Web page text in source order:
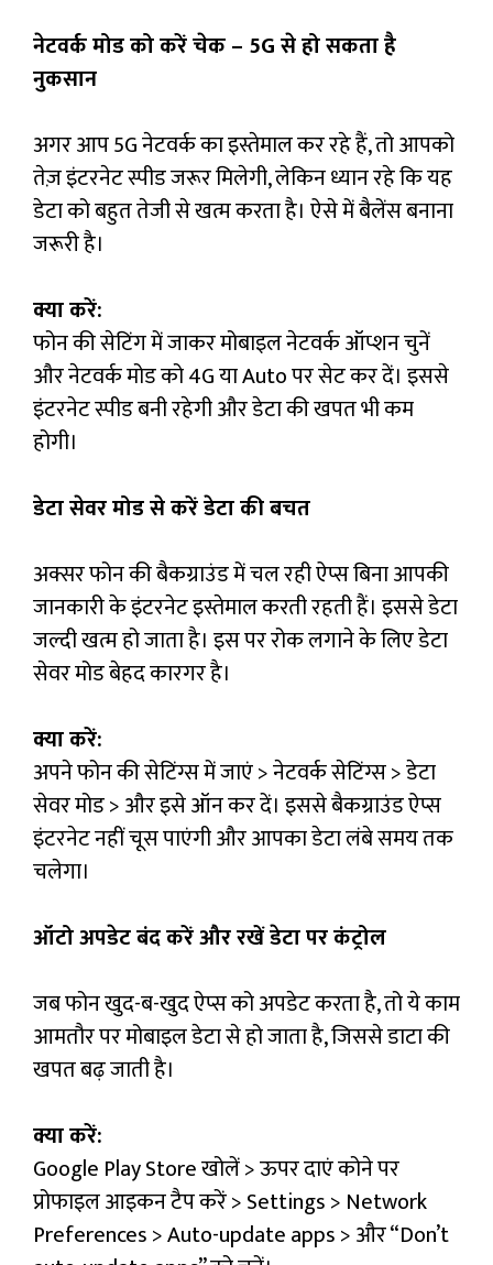
नेटवर्क मोड को करें चेक – 5G से हो सकता है
नुकसान
अगर आप 5G नेटवर्क का इस्तेमाल कर रहे हैं, तो आपको
तेज़ इंटरनेट स्पीड जरूर मिलेगी, लेकिन ध्यान रहे कि यह
डेटा को बहुत तेजी से खत्म करता है। ऐसे में बैलेंस बनाना
जरूरी है।
क्या करें:
फोन की सेटिंग में जाकर मोबाइल नेटवर्क ऑप्शन चुनें
और नेटवर्क मोड को 4G या Auto पर सेट कर दें। इससे
इंटरनेट स्पीड बनी रहेगी और डेटा की खपत भी कम
होगी।
डेटा सेवर मोड से करें डेटा की बचत
अक्सर फोन की बैकग्राउंड में चल रही ऐप्स बिना आपकी
जानकारी के इंटरनेट इस्तेमाल करती रहती हैं। इससे डेटा
जल्दी खत्म हो जाता है। इस पर रोक लगाने के लिए डेटा
सेवर मोड बेहद कारगर है।
क्या करें:
अपने फोन की सेटिंग्स में जाएं > नेटवर्क सेटिंग्स > डेटा
सेवर मोड > और इसे ऑन कर दें। इससे बैकग्राउंड ऐप्स
इंटरनेट नहीं चूस पाएंगी और आपका डेटा लंबे समय तक
चलेगा।
ऑटो अपडेट बंद करें और रखें डेटा पर कंट्रोल
जब फोन खुद-ब-खुद ऐप्स को अपडेट करता है, तो ये काम
आमतौर पर मोबाइल डेटा से हो जाता है, जिससे डाटा की
खपत बढ़ जाती है।
क्या करें:
Google Play Store खोलें > ऊपर दाएं कोने पर
प्रोफाइल आइकन टैप करें > Settings > Network
Preferences > Auto-update apps > और “Don’t